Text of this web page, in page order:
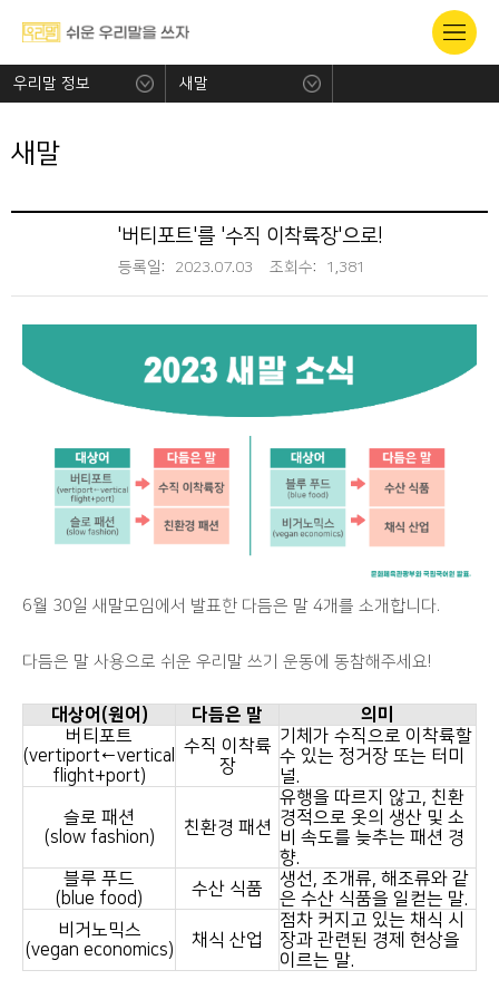
우리말 정보 새말
새말
'버티포트'를 '수직 이착륙장'으로!
등록일: 2023.07.03 조회수: 1,381
6월 30일 새말모임에서 발표한 다듬은 말 4개를 소개합니다.
다듬은 말 사용으로 쉬운 우리말 쓰기 운동에 동참해주세요!
대상어(원어) 다듬은 말
의미
버티포트
(vertiport←vertical
flight+port)
수직 이착륙
장
기체가 수직으로 이착륙할
수 있는 정거장 또는 터미
널.
슬로 패션
(slow fashion)
친환경 패션
유행을 따르지 않고, 친환
경적으로 옷의 생산 및 소
비 속도를 늦추는 패션 경
향.
블루 푸드
(blue food)
수산 식품
생선, 조개류, 해조류와 같
은 수산 식품을 일컫는 말.
비거노믹스
(vegan economics)
채식 산업
점차 커지고 있는 채식 시
장과 관련된 경제 현상을
이르는 말.